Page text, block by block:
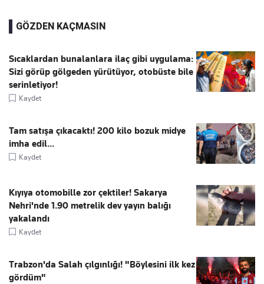
GÖZDEN KAÇMASIN
Sıcaklardan bunalanlara ilaç gibi uygulama:
Sizi görüp gölgeden yürütüyor, otobüste bile
serinletiyor!
Kaydet
Tam satışa çıkacaktı! 200 kilo bozuk midye
imha edil...
Kaydet
Kıyıya otomobille zor çektiler! Sakarya
Nehri'nde 1.90 metrelik dev yayın balığı
yakalandı
Kaydet
Trabzon'da Salah çılgınlığı! "Böylesini ilk kez
gördüm"